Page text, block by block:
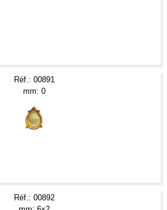
Réf.: 00891
mm: 0
Réf.: 00892